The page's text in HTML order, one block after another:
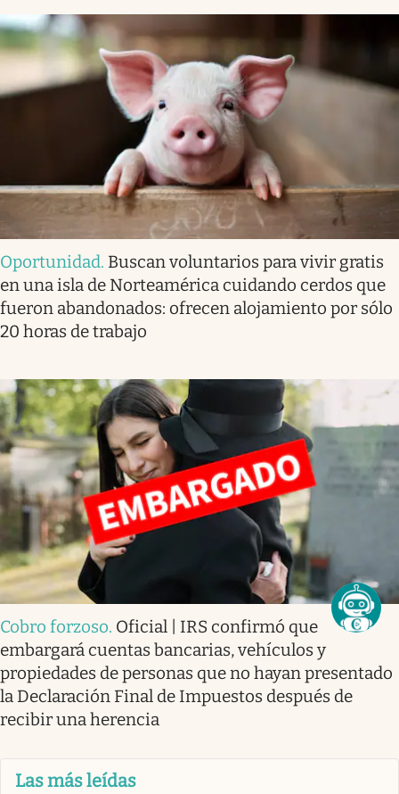
Oportunidad. Buscan voluntarios para vivir gratis
en una isla de Norteamérica cuidando cerdos que
fueron abandonados: ofrecen alojamiento por sólo
20 horas de trabajo
Cobro forzoso. Oficial | IRS confirmó que
embargará cuentas bancarias, vehículos y
propiedades de personas que no hayan presentado
la Declaración Final de Impuestos después de
recibir una herencia
Las más leídas